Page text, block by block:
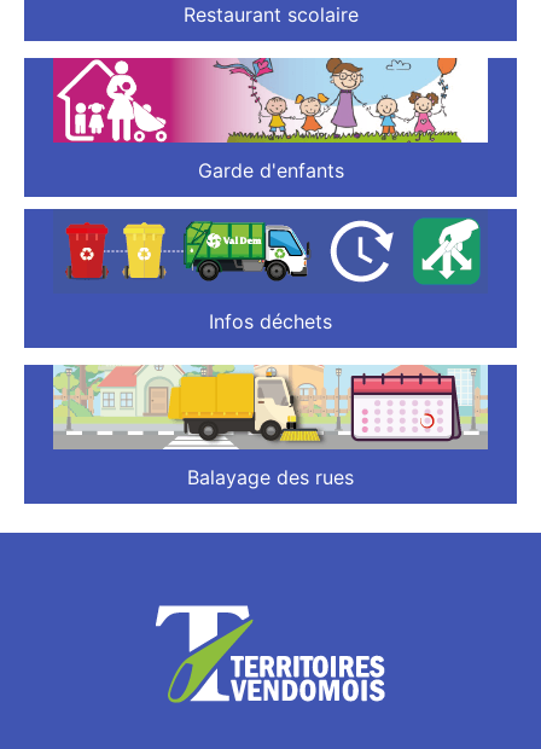
Restaurant scolaire
Garde d'enfants
Infos déchets
Balayage des rues